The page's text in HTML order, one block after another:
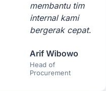
membantu tim
internal kami
bergerak cepat.
Arif Wibowo
Head of
Procurement